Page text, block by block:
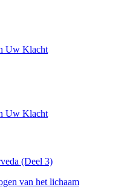
Uw Klacht
Uw Klacht
(Deel 3)
van het lichaam